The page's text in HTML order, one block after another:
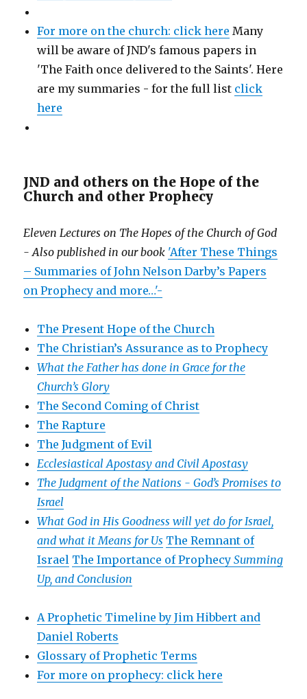
For more on the church: click here Many
will be aware of JND's famous papers in
'The Faith once delivered to the Saints'. Here
are my summaries - for the full list click
here
JND and others on the Hope of the
Church and other Prophecy
Eleven Lectures on The Hopes of the Church of God
- Also published in our book 'After These Things
– Summaries of John Nelson Darby’s Papers
on Prophecy and more…'-
The Present Hope of the Church
The Christian’s Assurance as to Prophecy
What the Father has done in Grace for the
Church’s Glory
The Second Coming of Christ
The Rapture
The Judgment of Evil
Ecclesiastical Apostasy and Civil Apostasy
The Judgment of the Nations -God’s Promises to
Israel
What God in His Goodness will yet do for Israel,
and what it Means for Us The Remnant of
Israel The Importance of ProphecySumming
Up, and Conclusion
A Prophetic Timeline by Jim Hibbert and
Daniel Roberts
Glossary of Prophetic Terms
For more on prophecy: click here